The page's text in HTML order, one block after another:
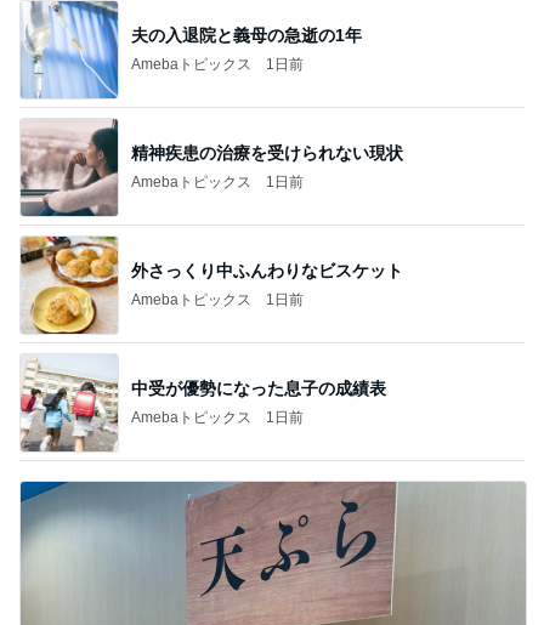
夫の入退院と義母の急逝の1年
Amebaトピックス 1日前
精神疾患の治療を受けられない現状
Amebaトピックス 1日前
外さっくり中ふんわりなビスケット
Amebaトピックス 1日前
中受が優勢になった息子の成績表
Amebaトピックス 1日前